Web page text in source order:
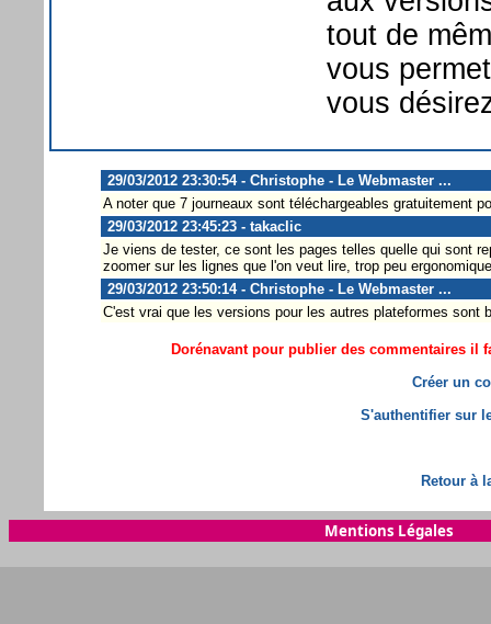
tout de
vous
vous
29/03/2012 23:30:54 - Christophe - Le Webmaster ...
A noter que 7 journeaux sont téléchargeables gratuitement
29/03/2012 23:45:23 - takaclic
Je viens de tester, ce sont les pages telles quelle qui sont
zoomer sur les lignes que l'on veut lire, trop peu
29/03/2012 23:50:14 - Christophe - Le Webmaster ...
C'est vrai que les versions pour les autres plateformes sont
Dorénavant pour publier des commentaires il
Créer un
S'authentifier sur
Retour à
Mentions Légales